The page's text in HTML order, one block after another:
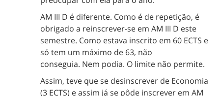
AM III D é diferente. Como é de repetição, é
obrigado a reinscrever-se em AM III D este
semestre. Como estava inscrito em 60 ECTS e
só tem um máximo de 63, não
conseguia. Nem podia. O limite não permite.
Assim, teve que se desinscrever de Economia
(3 ECTS) e assim já se pôde inscrever em AM